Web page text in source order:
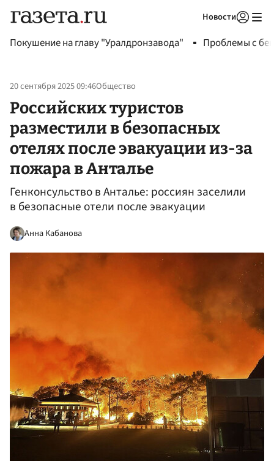
Новости
Покушение на главу "Уралдронзавода" Проблемы с
20 сентября 2025 09:46Общество
Российских туристов
разместили в безопасных
отелях после эвакуации из-за
пожара в Анталье
Генконсульство в Анталье: россиян заселили
в безопасные отели после эвакуации
Анна Кабанова